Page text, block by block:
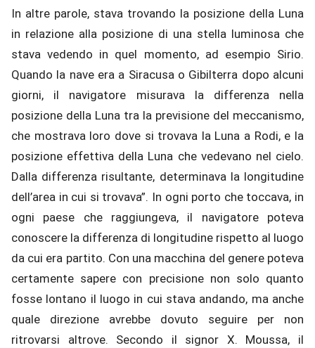
In altre parole, stava trovando la posizione della Luna
in relazione alla posizione di una stella luminosa che
stava vedendo in quel momento, ad esempio Sirio.
Quando la nave era a Siracusa o Gibilterra dopo alcuni
giorni, il navigatore misurava la differenza nella
posizione della Luna tra la previsione del meccanismo,
che mostrava loro dove si trovava la Luna a Rodi, e la
posizione effettiva della Luna che vedevano nel cielo.
Dalla differenza risultante, determinava la longitudine
dell’area in cui si trovava”. In ogni porto che toccava, in
ogni paese che raggiungeva, il navigatore poteva
conoscere la differenza di longitudine rispetto al luogo
da cui era partito. Con una macchina del genere poteva
certamente sapere con precisione non solo quanto
fosse lontano il luogo in cui stava andando, ma anche
quale direzione avrebbe dovuto seguire per non
ritrovarsi altrove. Secondo il signor X. Moussa, il